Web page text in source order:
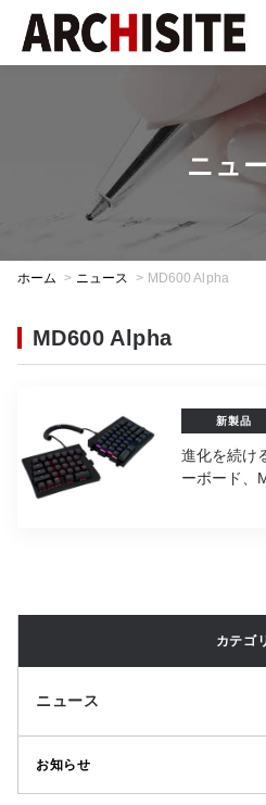
ニュ
ホーム > ニュース > MD600 Alpha
MD600 Alpha
新製品
進化を続け
ーボード、
カテゴ
ニュース
お知らせ